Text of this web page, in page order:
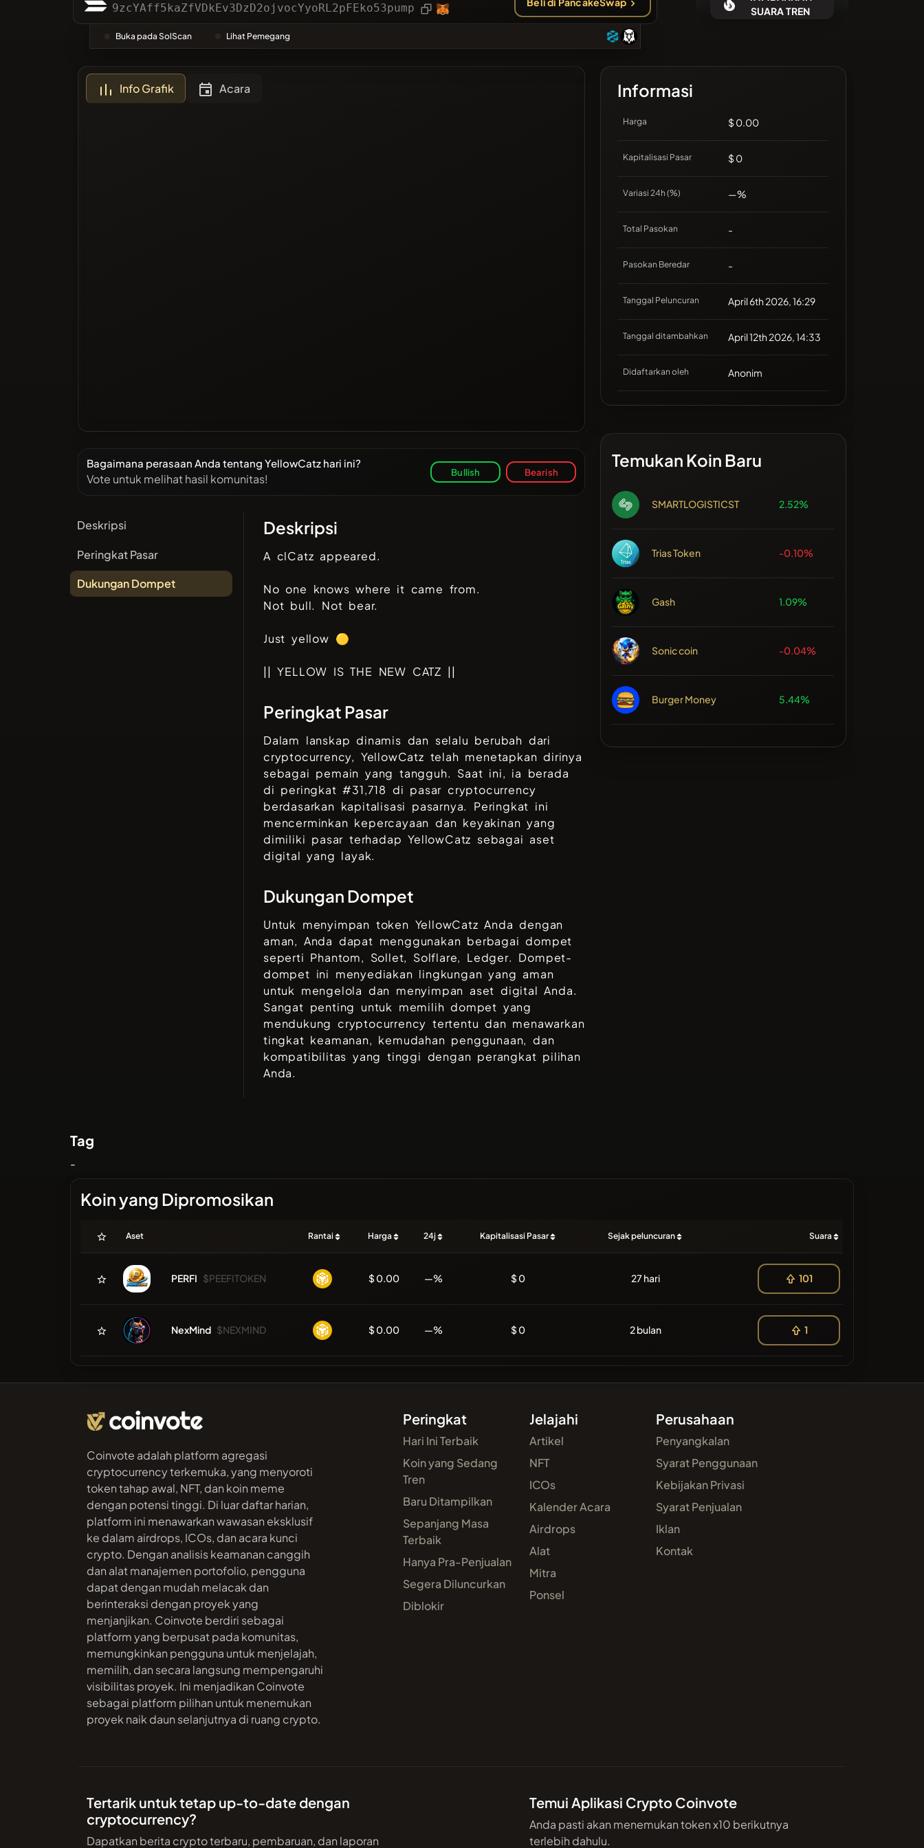
Kategori
Paling Banyak Diberi Suara
Artikel ❌Tidak ada koin terbaru
9zcYAff5kaZfVDkEv3DzD2ojvocYyoRL2pFEko53pump
Buka pada SolScan Lihat Pemegang
SUARA TREN
Info Grafik Acara
Bagaimana perasaan Anda tentang YellowCatz hari ini?
Vote untuk melihat hasil komunitas! Bullish Bearish
Deskripsi
Peringkat Pasar
Dukungan Dompet
Deskripsi
A clCatz appeared.
No one knows where it came from.
Not bull. Not bear.
Just yellow 🟡
|| YELLOW IS THE NEW CATZ ||
Peringkat Pasar
Dalam lanskap dinamis dan selalu berubah dari
cryptocurrency, YellowCatz telah menetapkan dirinya
sebagai pemain yang tangguh. Saat ini, ia berada
di peringkat #31,718 di pasar cryptocurrency
berdasarkan kapitalisasi pasarnya. Peringkat ini
mencerminkan kepercayaan dan keyakinan yang
dimiliki pasar terhadapYellowCatz sebagai aset
digital yang layak.
Dukungan Dompet
Untuk menyimpan token YellowCatz Anda dengan
aman, Anda dapat menggunakan berbagai dompet
seperti Phantom, Sollet, Solflare, Ledger. Dompet-
dompet ini menyediakan lingkungan yang aman
untuk mengelola dan menyimpan aset digital Anda.
Sangat penting untuk memilih dompet yang
mendukung cryptocurrency tertentu dan menawarkan
tingkat keamanan, kemudahan penggunaan, dan
kompatibilitas yang tinggi dengan perangkat pilihan
Anda.
Informasi
Harga $ 0.00
Kapitalisasi Pasar $ 0
Variasi 24h (%) —%
Total Pasokan -
Pasokan Beredar -
Tanggal Peluncuran April 6th 2026, 16:29
Tanggal ditambahkan April 12th 2026, 14:33
Didaftarkan oleh Anonim
Temukan Koin Baru
SMARTLOGISTICST 2.52%
Trias Token -0.10%
Gash 1.09%
Sonic coin -0.04%
Burger Money 5.44%
Tag
-
Koin yang Dipromosikan
Aset Rantai Harga 24j Kapitalisasi Pasar Sejak peluncuran Suara
PERFI $PEEFITOKEN $ 0.00 —% $ 0 27 hari 101
NexMind $NEXMIND $ 0.00 —% $ 0 2 bulan 1
Coinvote adalah platform agregasi
cryptocurrency terkemuka, yang menyoroti
token tahap awal, NFT, dan koin meme
dengan potensi tinggi. Di luar daftar harian,
platform ini menawarkan wawasan eksklusif
ke dalam airdrops, ICOs, dan acara kunci
crypto. Dengan analisis keamanan canggih
dan alat manajemen portofolio, pengguna
dapat dengan mudah melacak dan
berinteraksi dengan proyek yang
menjanjikan. Coinvote berdiri sebagai
platform yang berpusat pada komunitas,
memungkinkan pengguna untuk menjelajah,
memilih, dan secara langsung mempengaruhi
visibilitas proyek. Ini menjadikan Coinvote
sebagai platform pilihan untuk menemukan
proyek naik daun selanjutnya di ruang crypto.
Peringkat
Hari Ini Terbaik
Koin yang Sedang
Tren
Baru Ditampilkan
Sepanjang Masa
Terbaik
Hanya Pra-Penjualan
Segera Diluncurkan
Diblokir
Jelajahi
Artikel
NFT
ICOs
Kalender Acara
Airdrops
Alat
Mitra
Ponsel
Perusahaan
Penyangkalan
Syarat Penggunaan
Kebijakan Privasi
Syarat Penjualan
Iklan
Kontak
Tertarik untuk tetap up-to-date dengan
cryptocurrency?
Dapatkan berita crypto terbaru, pembaruan, dan laporan
Temui Aplikasi Crypto Coinvote
Anda pasti akan menemukan token x10 berikutnya
terlebih dahulu.